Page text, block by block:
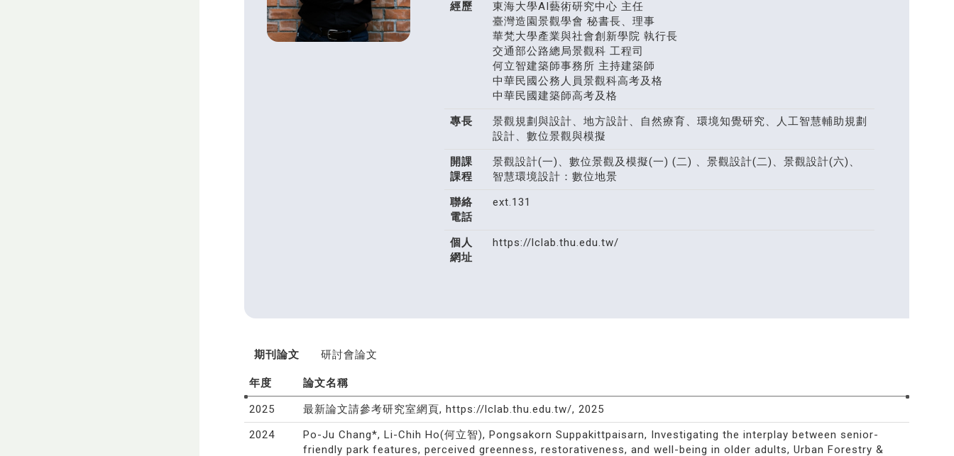
經歷
東海大學AI藝術研究中心 主任
臺灣造園景觀學會 秘書長、理事
華梵大學產業與社會創新學院 執行長
交通部公路總局景觀科 工程司
何立智建築師事務所 主持建築師
中華民國公務人員景觀科高考及格
中華民國建築師高考及格
專長
景觀規劃與設計、地方設計、自然療育、環境知覺研究、人工智慧輔助規劃
設計、數位景觀與模擬
開課
課程
景觀設計(一)、數位景觀及模擬(一) (二) 、景觀設計(二)、景觀設計(六)、
智慧環境設計：數位地景
聯絡
電話
ext.131
個人
網址
https://lclab.thu.edu.tw/
期刊論文 研討會論文
年度 論文名稱
2025
最新論文請參考研究室網頁, https://lclab.thu.edu.tw/, 2025
2024
Po-Ju Chang*, Li-Chih Ho(何立智), Pongsakorn Suppakittpaisarn, Investigating the interplay between senior-
friendly park features, perceived greenness, restorativeness, and well-being in older adults, Urban Forestry &